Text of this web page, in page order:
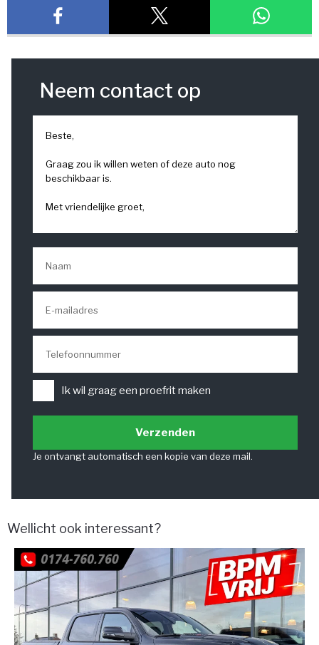
Neem contact op
Ik wil graag een proefrit maken
Verzenden
Je ontvangt automatisch een kopie van deze mail.
Wellicht ook interessant?